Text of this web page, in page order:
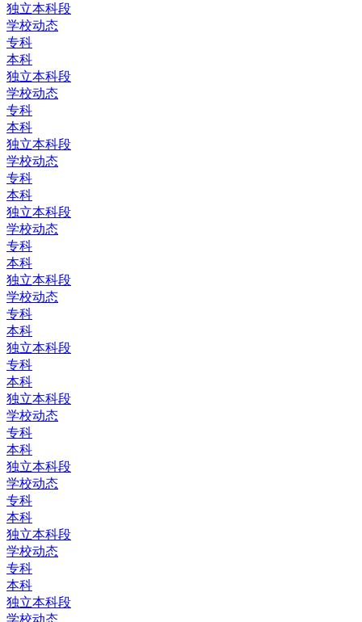
独立本科段
学校动态
专科
本科
独立本科段
学校动态
专科
本科
独立本科段
学校动态
专科
本科
独立本科段
学校动态
专科
本科
独立本科段
学校动态
专科
本科
独立本科段
专科
本科
独立本科段
学校动态
专科
本科
独立本科段
学校动态
专科
本科
独立本科段
学校动态
专科
本科
独立本科段
学校动态